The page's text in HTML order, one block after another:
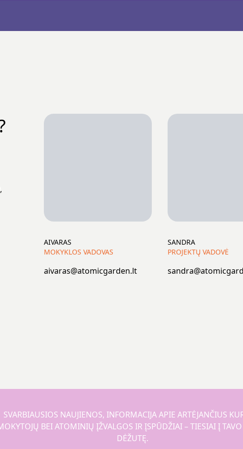
AIVARAS
MOKYKLOS VADOVAS
aivaras@atomicgarden.lt
SANDRA
PROJEKTŲ VADOVĖ
SVARBIAUSIOS NAUJIENOS, INFORMACIJA APIE ARTĖJANČIUS
BEI ATOMINIŲ ĮŽVALGOS IR ĮSPŪDŽIAI – TIESIAI Į
DĖŽUTĘ.